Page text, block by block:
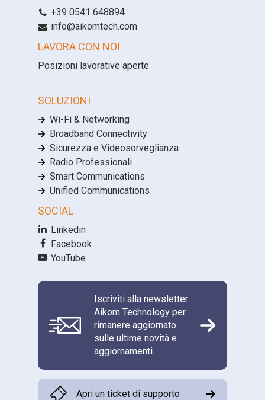
+39 0541 648894
info@aikomtech.com
LAVORA CON NOI
Posizioni lavorative aperte
SOLUZIONI
Wi-Fi & Networking
Broadband Connectivity
Sicurezza e Videosorveglianza
Radio Professionali
Smart Communications
Unified Communications
SOCIAL
Linkedin
Facebook
YouTube
Iscriviti alla newsletter
Aikom Technology per
rimanere aggiornato
sulle ultime novità e
aggiornamenti
Apri un ticket di supporto